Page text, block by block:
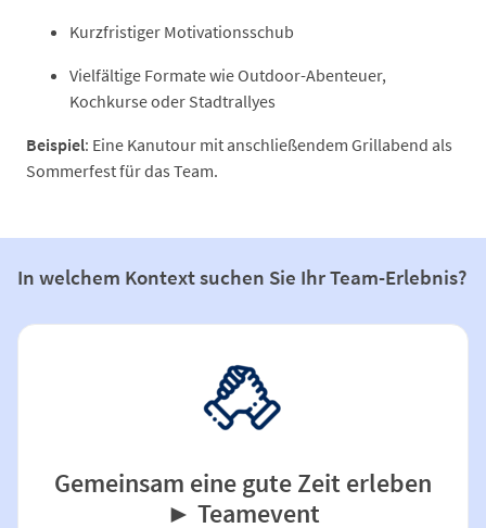
Kurzfristiger Motivationsschub
Vielfältige Formate wie Outdoor-Abenteuer,
Kochkurse oder Stadtrallyes
Beispiel: Eine Kanutour mit anschließendem Grillabend als
Sommerfest für das Team.
In welchem Kontext suchen Sie Ihr Team-Erlebnis?
Gemeinsam eine gute Zeit erleben
► Teamevent